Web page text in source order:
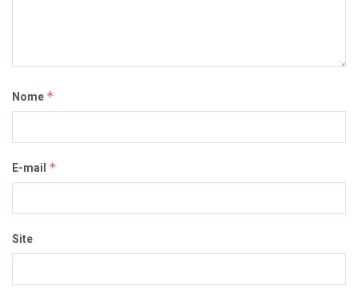
Nome *
E-mail *
Site